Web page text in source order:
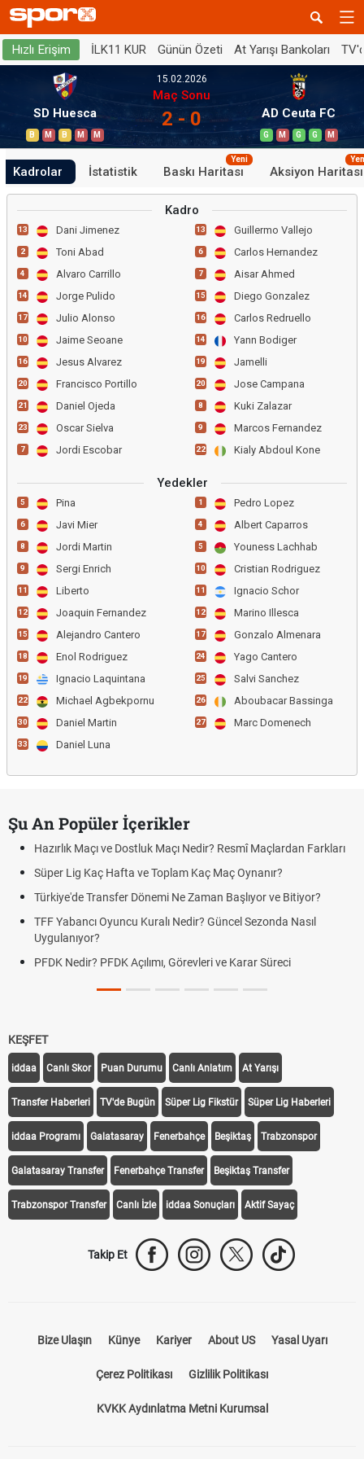
Hızlı Erişim İLK11 KUR Günün Özeti At Yarışı Bankoları
SD Huesca
B M B M M
15.02.2026
Maç Sonu
2 - 0 AD Ceuta FC
G M G G M
Kadrolar İstatistik Baskı Haritası
Yeni
Aksiyon Haritası
Kadro
13 Dani Jimenez
2 Toni Abad
4 Alvaro Carrillo
14 Jorge Pulido
17 Julio Alonso
10 Jaime Seoane
16 Jesus Alvarez
20 Francisco Portillo
21 Daniel Ojeda
23 Oscar Sielva
7 Jordi Escobar
13 Guillermo Vallejo
6 Carlos Hernandez
7 Aisar Ahmed
15 Diego Gonzalez
16 Carlos Redruello
14 Yann Bodiger
19 Jamelli
20 Jose Campana
8 Kuki Zalazar
9 Marcos Fernandez
22 Kialy Abdoul Kone
Yedekler
5 Pina
6 Javi Mier
8 Jordi Martin
9 Sergi Enrich
11 Liberto
12 Joaquin Fernandez
15 Alejandro Cantero
18 Enol Rodriguez
19 Ignacio Laquintana
22 Michael Agbekpornu
30 Daniel Martin
33 Daniel Luna
1 Pedro Lopez
4 Albert Caparros
5 Youness Lachhab
10 Cristian Rodriguez
11 Ignacio Schor
12 Marino Illesca
17 Gonzalo Almenara
24 Yago Cantero
25 Salvi Sanchez
26 Aboubacar Bassinga
27 Marc Domenech
Şu An Popüler İçerikler
Hazırlık Maçı ve Dostluk Maçı Nedir? Resmî Maçlardan Farkları
Süper Lig Kaç Hafta ve Toplam Kaç Maç Oynanır?
Türkiye'de Transfer Dönemi Ne Zaman Başlıyor ve Bitiyor?
TFF Yabancı Oyuncu Kuralı Nedir? Güncel Sezonda Nasıl
Uygulanıyor?
PFDK Nedir? PFDK Açılımı, Görevleri ve Karar Süreci
KEŞFET
iddaa Canlı Skor Puan Durumu Canlı Anlatım At Yarışı
Transfer Haberleri TV'de Bugün Süper Lig Fikstür Süper Lig Haberleri
iddaa Programı Galatasaray Fenerbahçe Beşiktaş Trabzonspor
Galatasaray Transfer Fenerbahçe Transfer Beşiktaş Transfer
Trabzonspor Transfer Canlı İzle iddaa Sonuçları Aktif Sayaç
Takip Et
Bize Ulaşın Künye Kariyer About US Yasal Uyarı
Çerez Politikası Gizlilik Politikası
KVKK Aydınlatma Metni Kurumsal